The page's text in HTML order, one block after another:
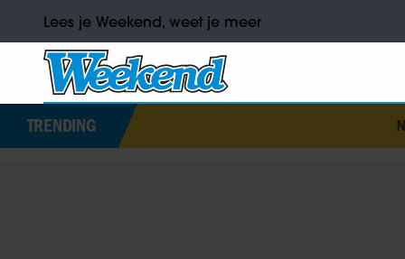
Lees je Weekend, weet je meer
TRENDING Numidia